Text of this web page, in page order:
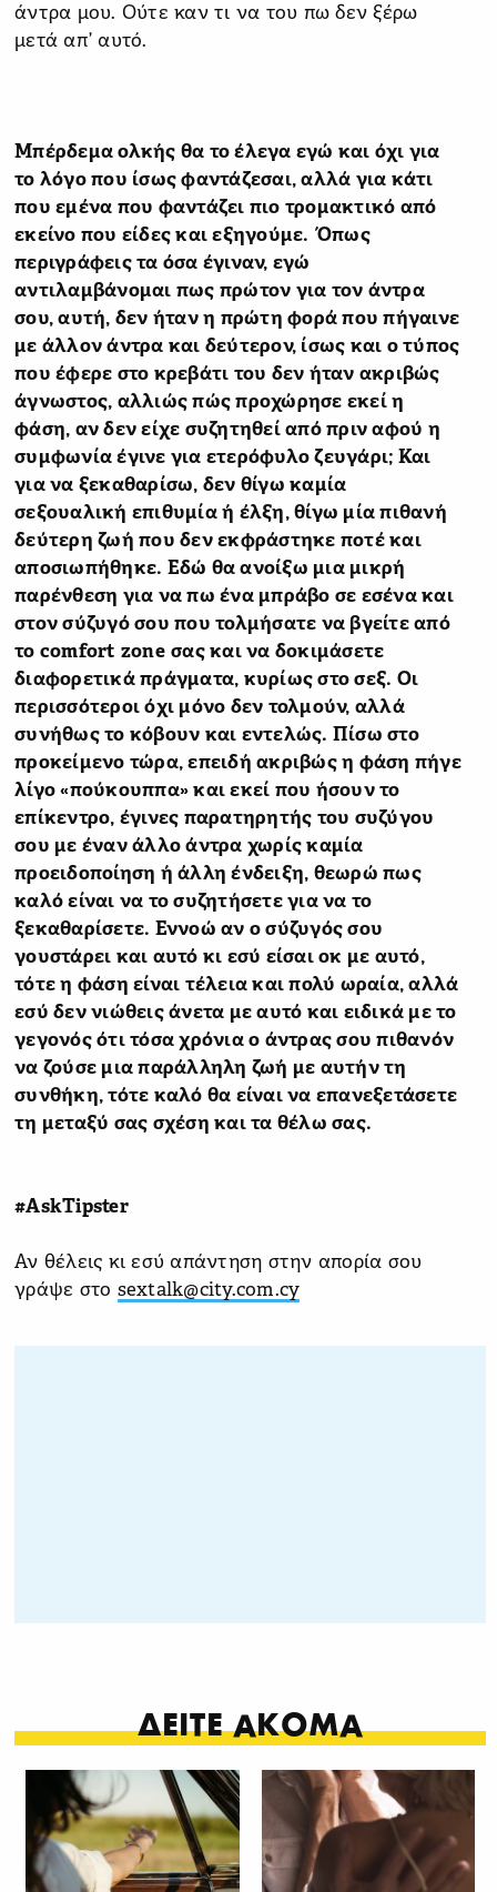
άντρα μου. Ούτε καν τι να του πω δεν ξέρω
μετά απ’ αυτό.
Μπέρδεμα ολκής θα το έλεγα εγώ και όχι για
το λόγο που ίσως φαντάζεσαι, αλλά για κάτι
που εμένα που φαντάζει πιο τρομακτικό από
εκείνο που είδες και εξηγούμε. Όπως
περιγράφεις τα όσα έγιναν, εγώ
αντιλαμβάνομαι πως πρώτον για τον άντρα
σου, αυτή, δεν ήταν η πρώτη φορά που πήγαινε
με άλλον άντρα και δεύτερον, ίσως και ο τύπος
που έφερε στο κρεβάτι του δεν ήταν ακριβώς
άγνωστος, αλλιώς πώς προχώρησε εκεί η
φάση, αν δεν είχε συζητηθεί από πριν αφού η
συμφωνία έγινε για ετερόφυλο ζευγάρι; Και
για να ξεκαθαρίσω, δεν θίγω καμία
σεξουαλική επιθυμία ή έλξη, θίγω μία πιθανή
δεύτερη ζωή που δεν εκφράστηκε ποτέ και
αποσιωπήθηκε. Εδώ θα ανοίξω μια μικρή
παρένθεση για να πω ένα μπράβο σε εσένα και
στον σύζυγό σου που τολμήσατε να βγείτε από
το comfort zone σας και να δοκιμάσετε
διαφορετικά πράγματα, κυρίως στο σεξ. Οι
περισσότεροι όχι μόνο δεν τολμούν, αλλά
συνήθως το κόβουν και εντελώς. Πίσω στο
προκείμενο τώρα, επειδή ακριβώς η φάση πήγε
λίγο «πούκουππα» και εκεί που ήσουν το
επίκεντρο, έγινες παρατηρητής του συζύγου
σου με έναν άλλο άντρα χωρίς καμία
προειδοποίηση ή άλλη ένδειξη, θεωρώ πως
καλό είναι να το συζητήσετε για να το
ξεκαθαρίσετε. Εννοώ αν ο σύζυγός σου
γουστάρει και αυτό κι εσύ είσαι οκ με αυτό,
τότε η φάση είναι τέλεια και πολύ ωραία, αλλά
εσύ δεν νιώθεις άνετα με αυτό και ειδικά με το
γεγονός ότι τόσα χρόνια ο άντρας σου πιθανόν
να ζούσε μια παράλληλη ζωή με αυτήν τη
συνθήκη, τότε καλό θα είναι να επανεξετάσετε
τη μεταξύ σας σχέση και τα θέλω σας.
#AskTipster
Αν θέλεις κι εσύ απάντηση στην απορία σου
γράψε στο sextalk@city.com.cy
ΔΕΙΤΕ ΑΚΟΜΑ